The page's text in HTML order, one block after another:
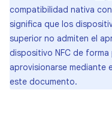
compatibilidad nativa
significa que los
superior no admiten el
dispositivo NFC de
aprovisionarse mediante
este documento.